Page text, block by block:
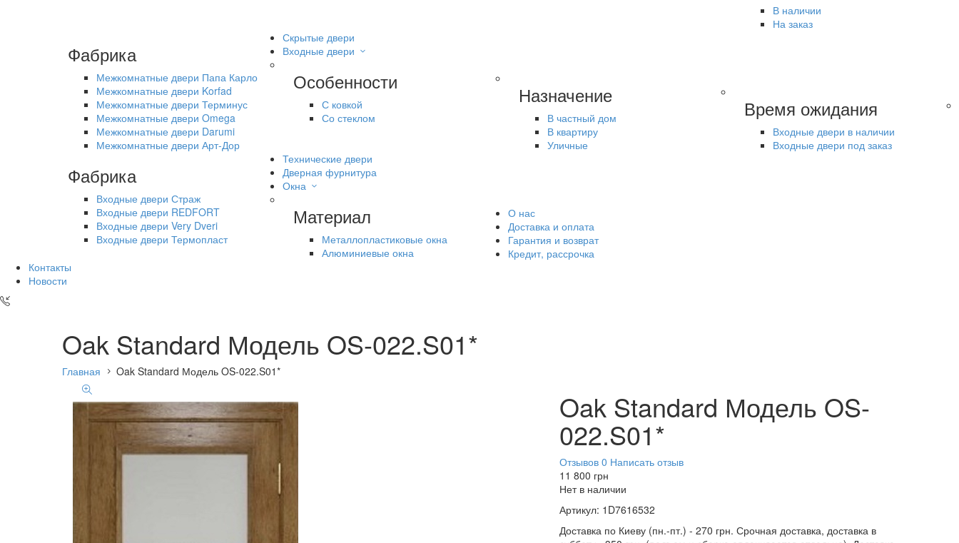
В наличии
На заказ
Фабрика
Межкомнатные двери Папа Карло
Межкомнатные двери Korfad
Межкомнатные двери Терминус
Межкомнатные двери Omega
Межкомнатные двери Darumi
Межкомнатные двери Арт-Дор
Скрытые двери
Входные двери
Особенности
С ковкой
Со стеклом
Назначение
В частный дом
В квартиру
Уличные
Время ожидания
Входные двери в наличии
Входные двери под заказ
Фабрика
Входные двери Страж
Входные двери REDFORT
Входные двери Very Dveri
Входные двери Термопласт
Технические двери
Дверная фурнитура
Окна
Материал
Металлопластиковые окна
Алюминиевые окна
О нас
Доставка и оплата
Гарантия и возврат
Кредит, рассрочка
Контакты
Новости
Oak Standard Модель OS-022.S01*
Главная Oak Standard Модель OS-022.S01*
Oak Standard Модель OS-
022.S01*
Отзывов 0 Написать отзыв
11 800 грн
Нет в наличии
Артикул: 1D7616532
Доставка по Киеву (пн.-пт.) - 270 грн. Срочная доставка, доставка в